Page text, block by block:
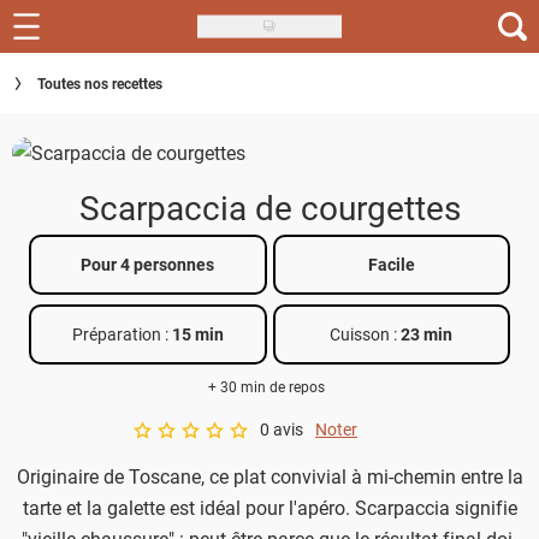
Skip
to
main
Recettes
Inspirations
Menu de la semaine
Actus
Téléchargez l'app Saveurs Recettes
Toutes nos recettes
Scarpaccia de courgettes
Pour 4 personnes Facile
Préparation : 15 min Cuisson :23 min
+ 30 min de repos
A star rating of 0 out of 5.
0 avis Noter
Originaire de Toscane, ce plat convivial à mi-chemin entre la
tarte et la galette est idéal pour l'apéro. Scarpaccia signifie